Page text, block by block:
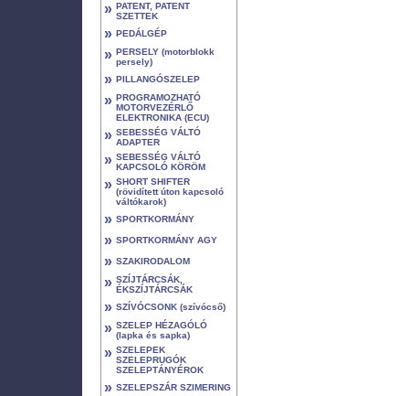
» PATENT, PATENT
SZETTEK
» PEDÁLGÉP
» PERSELY (motorblokk
persely)
» PILLANGÓSZELEP
» PROGRAMOZHATÓ
MOTORVEZÉRLŐ
ELEKTRONIKA (ECU)
» SEBESSÉG VÁLTÓ
ADAPTER
» SEBESSÉG VÁLTÓ
KAPCSOLÓ KÖRÖM
» SHORT SHIFTER
(rövidített úton kapcsoló
váltókarok)
» SPORTKORMÁNY
» SPORTKORMÁNY AGY
» SZAKIRODALOM
» SZÍJTÁRCSÁK,
ÉKSZÍJTÁRCSÁK
» SZÍVÓCSONK (szívócső)
» SZELEP HÉZAGÓLÓ
(lapka és sapka)
» SZELEPEK
SZELEPRUGÓK
SZELEPTÁNYÉROK
» SZELEPSZÁR SZIMERING